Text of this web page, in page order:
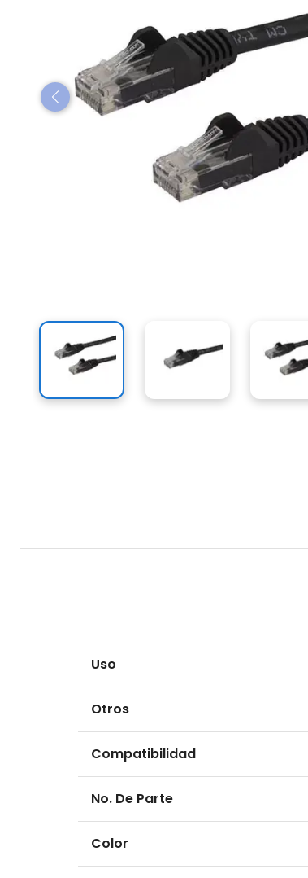
Uso
Otros
Compatibilidad
No. De Parte
Color